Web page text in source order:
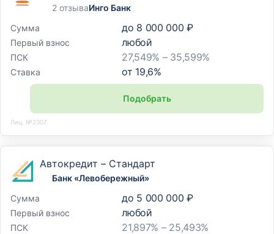
2 отзываИнго Банк
Сумма
до 8 000 000 ₽
Первый взнос любой
ПСК 27,549% – 35,599%
Ставка от 19,6%
Подобрать
Лиц. №2307
Автокредит – Стандарт
Банк «Левобережный»
Сумма
до 5 000 000 ₽
Первый взнос любой
ПСК 21,897% – 25,493%